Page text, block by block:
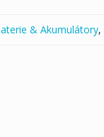
& Akumulátory,